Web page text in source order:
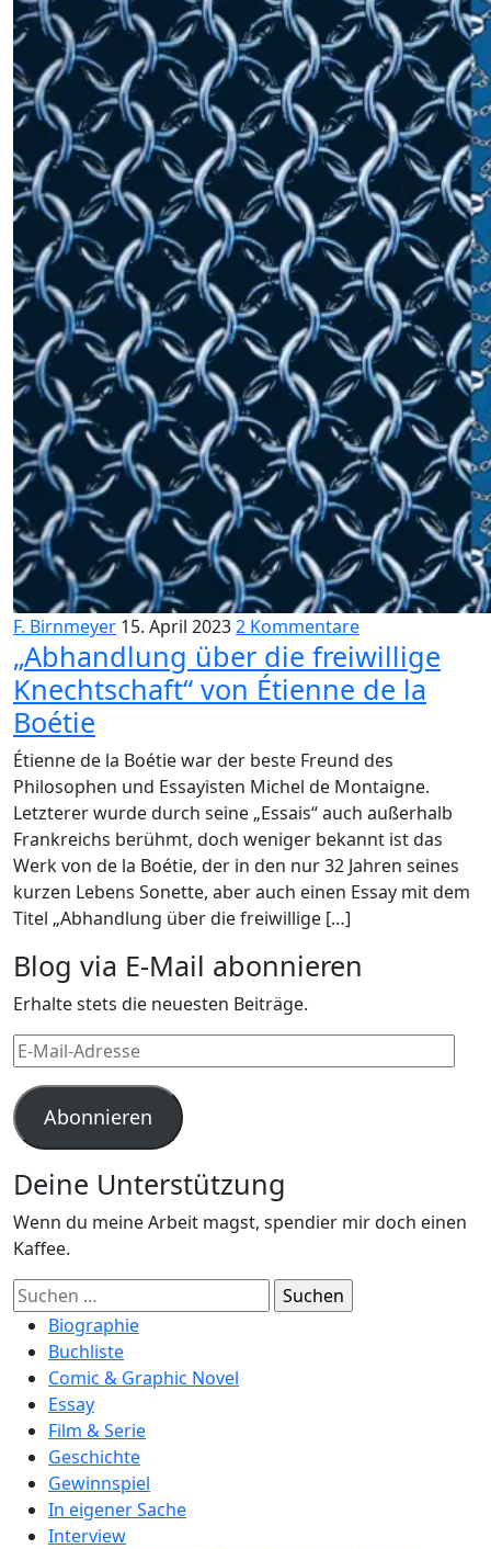
F. Birnmeyer 15. April 20232 Kommentare
„Abhandlung über die freiwillige
Knechtschaft“ von Étienne de la
Boétie
Étienne de la Boétie war der beste Freund des
Philosophen und Essayisten Michel de Montaigne.
Letzterer wurde durch seine „Essais“ auch außerhalb
Frankreichs berühmt, doch weniger bekannt ist das
Werk von de la Boétie, der in den nur 32 Jahren seines
kurzen Lebens Sonette, aber auch einen Essay mit dem
Titel „Abhandlung über die freiwillige […]
Blog via E-Mail abonnieren
Erhalte stets die neuesten Beiträge.
E-
Mail-
Adresse
Abonnieren
Deine Unterstützung
Wenn du meine Arbeit magst, spendier mir doch einen
Kaffee.
Suchen
nach:Biographie
Buchliste
Comic & Graphic Novel
Essay
Film & Serie
Geschichte
Gewinnspiel
In eigener Sache
Interview